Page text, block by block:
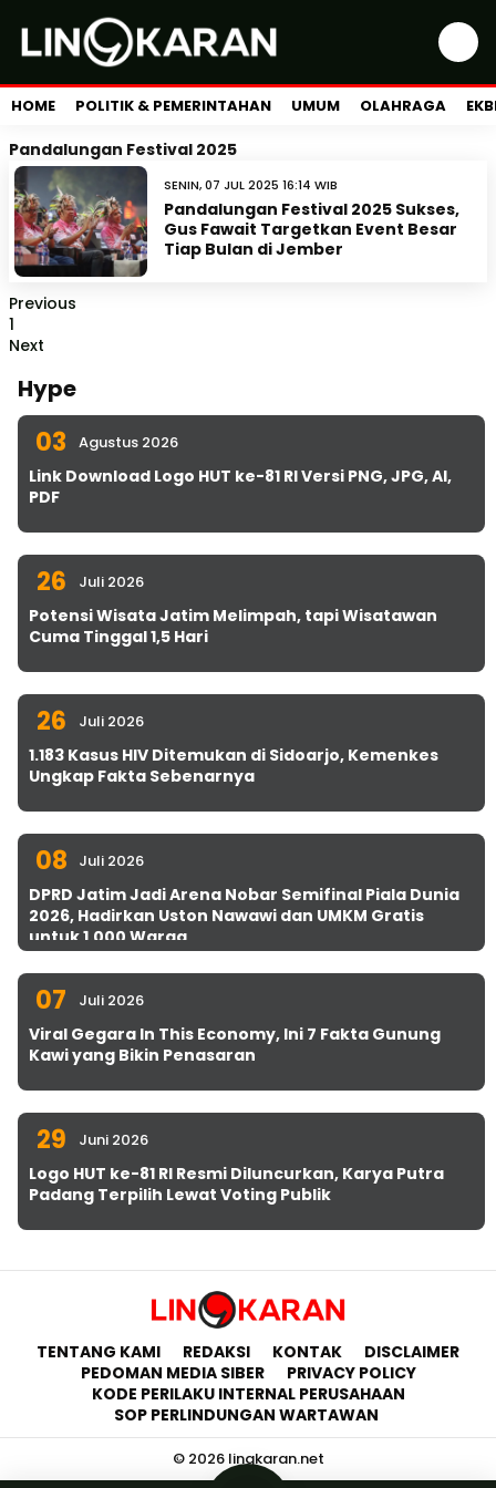
HOME POLITIK & PEMERINTAHAN UMUM OLAHRAGA
Pandalungan Festival 2025
SENIN, 07 JUL 2025 16:14 WIB
Pandalungan Festival 2025 Sukses,
Gus Fawait Targetkan Event Besar
Tiap Bulan di Jember
Previous
1
Next
Hype
03 Agustus 2026
Link Download Logo HUT ke-81 RI Versi PNG, JPG, AI,
PDF
26 Juli 2026
Potensi Wisata Jatim Melimpah, tapi Wisatawan
Cuma Tinggal 1,5 Hari
26 Juli 2026
1.183 Kasus HIV Ditemukan di Sidoarjo, Kemenkes
Ungkap Fakta Sebenarnya
08 Juli 2026
DPRD Jatim Jadi Arena Nobar Semifinal Piala Dunia
2026, Hadirkan Uston Nawawi dan UMKM Gratis
untuk 1.000 Warga
07 Juli 2026
Viral Gegara In This Economy, Ini 7 Fakta Gunung
Kawi yang Bikin Penasaran
29 Juni 2026
Logo HUT ke-81 RI Resmi Diluncurkan, Karya Putra
Padang Terpilih Lewat Voting Publik
TENTANG KAMI REDAKSI KONTAK
DISCLAIMER
PEDOMAN MEDIA SIBER
PRIVACY POLICY
KODE PERILAKU INTERNAL PERUSAHAAN
SOP PERLINDUNGAN WARTAWAN
© 2026 lingkaran.net